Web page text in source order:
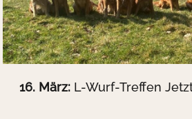
16. März: L-Wurf-Treffen